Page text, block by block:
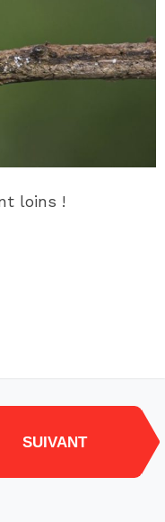
loins !
SUIVANT